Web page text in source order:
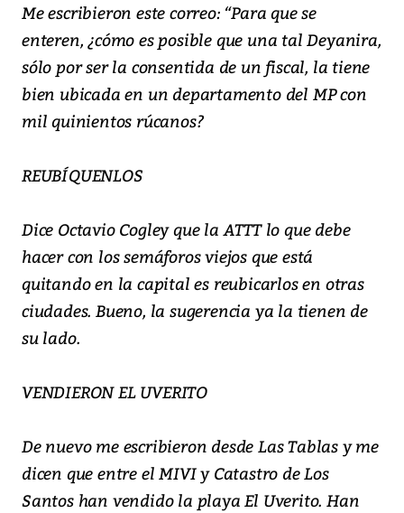
Me escribieron este correo: “Para que se
enteren, ¿cómo es posible que una tal Deyanira,
sólo por ser la consentida de un fiscal, la tiene
bien ubicada en un departamento del MP con
mil quinientos rúcanos?
REUBÍQUENLOS
Dice Octavio Cogley que la ATTT lo que debe
hacer con los semáforos viejos que está
quitando en la capital es reubicarlos en otras
ciudades. Bueno, la sugerencia ya la tienen de
su lado.
VENDIERON EL UVERITO
De nuevo me escribieron desde Las Tablas y me
dicen que entre el MIVI y Catastro de Los
Santos han vendido la playa El Uverito. Han